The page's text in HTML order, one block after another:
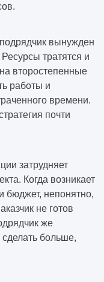
вынужден
тратятся и
второстепенные
работы и
времени.
почти
затрудняет
Когда возникает
бюджет, непонятно,
не готов
же
сделать больше,